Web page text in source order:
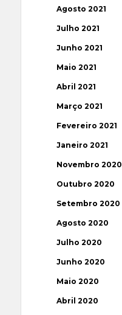
Agosto 2021
Julho 2021
Junho 2021
Maio 2021
Abril 2021
Março 2021
Fevereiro 2021
Janeiro 2021
Novembro 2020
Outubro 2020
Setembro 2020
Agosto 2020
Julho 2020
Junho 2020
Maio 2020
Abril 2020